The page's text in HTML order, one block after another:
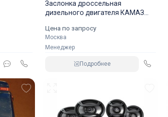
Заслонка дроссельная
дизельного двигателя КАМАЗ
Цена по запросу
Москва
Менеджер
Подробнее